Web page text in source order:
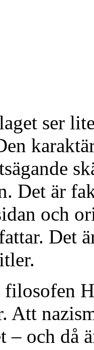
ser
Det är
och
Det
– och då